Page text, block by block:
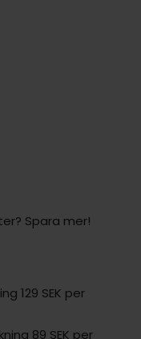
Spara mer!
129 SEK per
89 SEK per